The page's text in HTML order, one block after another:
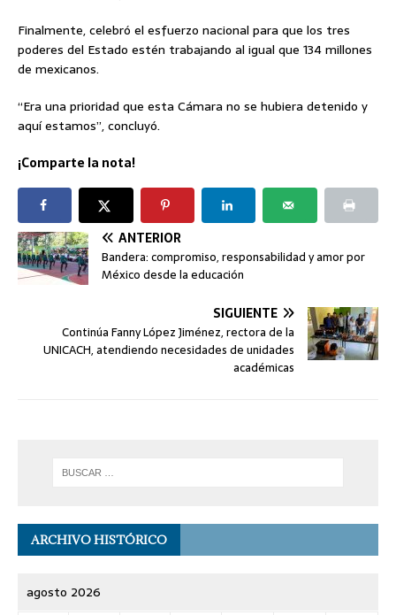
Finalmente, celebró el esfuerzo nacional para que los tres
poderes del Estado estén trabajando al igual que 134 millones
de mexicanos.
“Era una prioridad que esta Cámara no se hubiera detenido y
aquí estamos”, concluyó.
¡Comparte la nota!
ANTERIOR
Bandera: compromiso, responsabilidad y amor por
México desde la educación
SIGUIENTE
Continúa Fanny López Jiménez, rectora de la
UNICACH, atendiendo necesidades de unidades
académicas
ARCHIVO HISTÓRICO
agosto 2026